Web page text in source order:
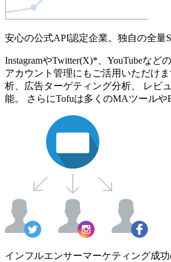
安心の公式API認定企業。独自の全量
InstagramやTwitter(X)*、YouTubeな
アカウント管理にもご活用いただけ
析、広告ターゲティング分析、 レビ
能。 さらにTofuは多くのMAツール
インフルエンサーマーケティング成